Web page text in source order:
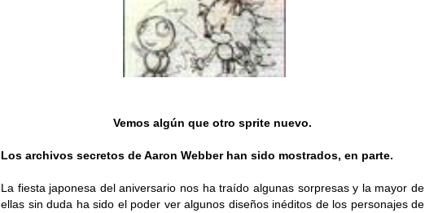
Vemos algún que otro sprite nuevo.
Los archivos secretos de Aaron Webber han sido mostrados, en parte.
La fiesta japonesa del aniversario nos ha traído algunas sorpresas y la mayor de
ellas sin duda ha sido el poder ver algunos diseños inéditos de los personajes de